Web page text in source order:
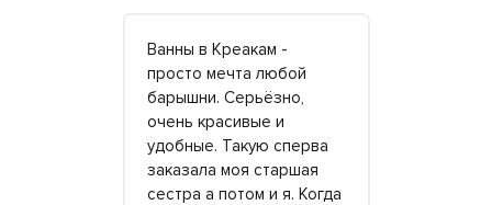
Ванны в Креакам -
просто мечта любой
барышни. Серьёзно,
очень красивые и
удобные. Такую сперва
заказала моя старшая
сестра а потом и я. Когда